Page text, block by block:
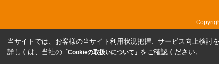
当サイトでは、お客様の当サイト利用状況把握、サービス向上検討
詳しくは、当社の 「Cookieの取扱いについて」 をご確認ください。